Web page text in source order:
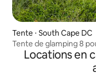
Tente ⋅ South Cape DC
Tente de glamping 8
Locations en